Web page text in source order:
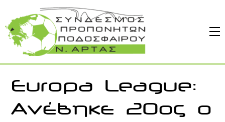
content
Europa League:
Ανέβηκε 20ος ο